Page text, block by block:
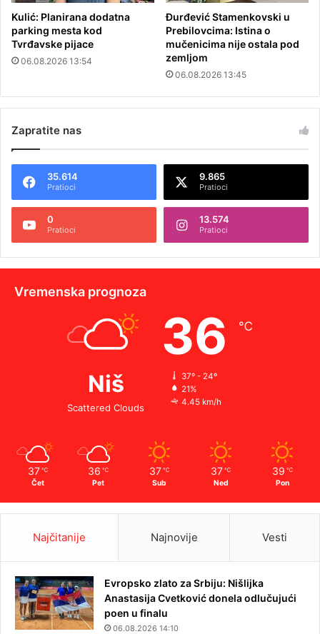
Kulić: Planirana dodatna
parking mesta kod
Tvrđavske pijace
06.08.2026 13:54
Đurđević Stamenkovski u
Prebilovcima: Istina o
mučenicima nije ostala pod
zemljom
06.08.2026 13:45
Zapratite nas
35.614
Pratioci
9.865
Pratioci
0
Pratioci
13.574
Pratioci
Vremenska prognoza
Niš
Scattered Clouds
36 ℃
37º - 24º
21%
4.45 km/h
37 ℃
Čet
36 ℃
Pet
37 ℃
Sub
37 ℃
Ned
39 ℃
Pon
Najčitanije Najnovije Vesti
Evropsko zlato za Srbiju: Nišlijka
Anastasija Cvetković donela odlučujući
poen u finalu
06.08.2026 14:10